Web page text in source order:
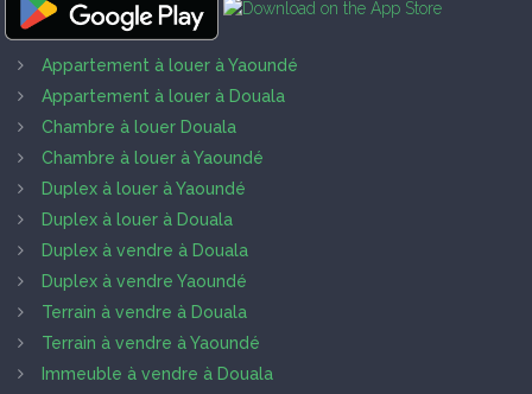
Appartement à louer à Yaoundé
Appartement à louer à Douala
Chambre à louer Douala
Chambre à louer à Yaoundé
Duplex à louer à Yaoundé
Duplex à louer à Douala
Duplex à vendre à Douala
Duplex à vendre Yaoundé
Terrain à vendre à Douala
Terrain à vendre à Yaoundé
Immeuble à vendre à Douala